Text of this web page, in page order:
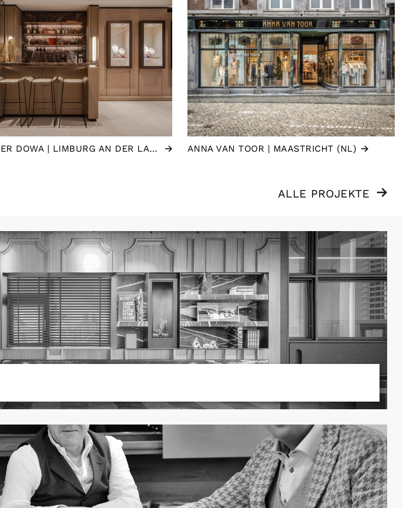
JUWELIER DOWA | LIMBURG AN DER LAHN (DE) ANNA VAN TOOR | MAASTRICHT (NL)
ALLE PROJEKTE